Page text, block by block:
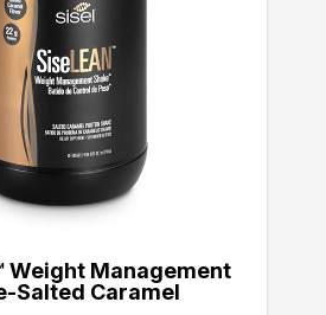
Weight Management
Salted Caramel